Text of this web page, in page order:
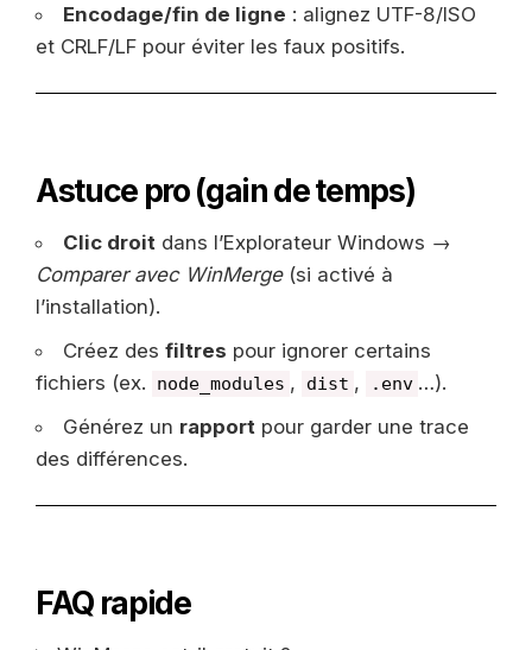
Encodage/fin de ligne : alignez UTF-8/ISO
et CRLF/LF pour éviter les faux positifs.
Astuce pro (gain de temps)
Clic droitdans l’Explorateur Windows →
Comparer avec WinMerge(si activé à
l’installation).
Créez des filtres pour ignorer certains
fichiers (ex.
node_modules , dist , .env …).
Générez un rapportpour garder une trace
des différences.
FAQ rapide